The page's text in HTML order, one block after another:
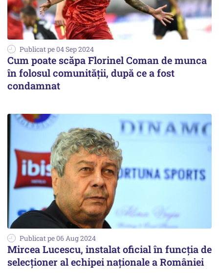
Publicat pe 04 Sep 2024
Cum poate scăpa Florinel Coman de munca
în folosul comunității, după ce a fost
condamnat
Publicat pe 06 Aug 2024
Mircea Lucescu, instalat oficial în funcţia de
selecţioner al echipei naţionale a României